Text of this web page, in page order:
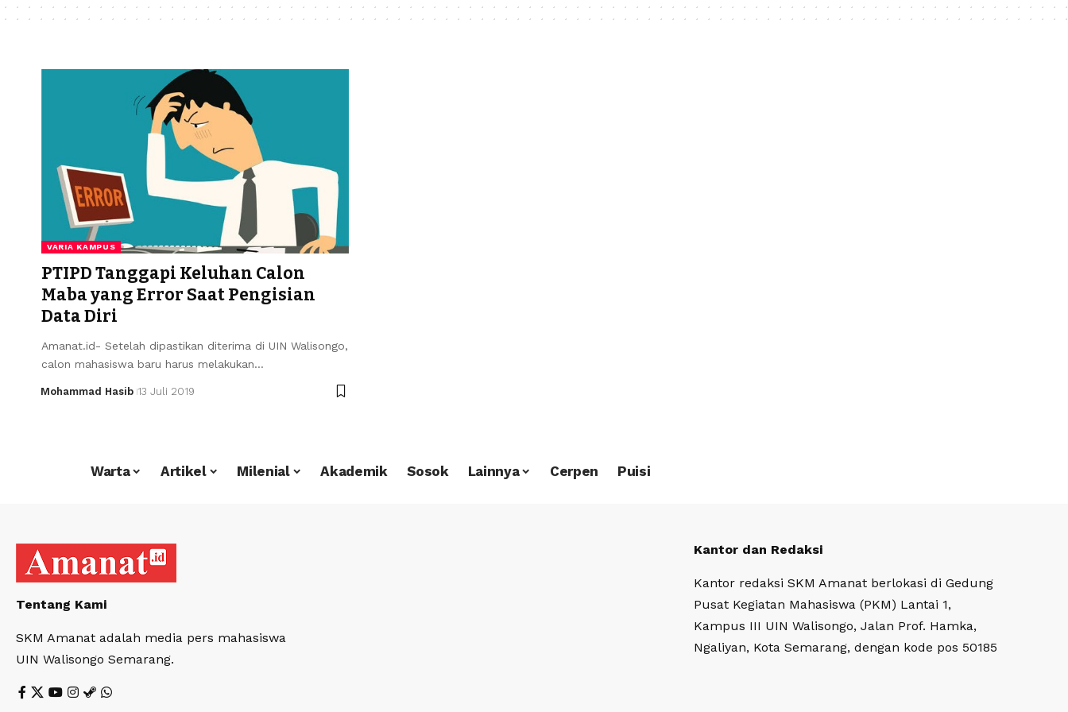
VARIA KAMPUS
PTIPD Tanggapi Keluhan Calon
Maba yang Error Saat Pengisian
Data Diri
Amanat.id- Setelah dipastikan diterima di UIN Walisongo,
calon mahasiswa baru harus melakukan…
Mohammad Hasib 13 Juli 2019
Warta Artikel Milenial Akademik Sosok Lainnya Cerpen Puisi
Tentang Kami
SKM Amanat adalah media pers mahasiswa
UIN Walisongo Semarang.
Kantor dan Redaksi
Kantor redaksi SKM Amanat berlokasi di Gedung
Pusat Kegiatan Mahasiswa (PKM) Lantai 1,
Kampus III UIN Walisongo, Jalan Prof. Hamka,
Ngaliyan, Kota Semarang, dengan kode pos 50185